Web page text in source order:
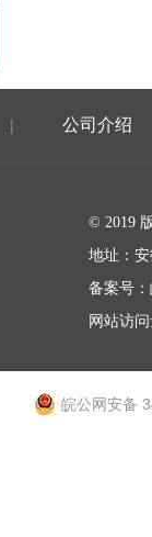
| 公司介绍
© 2019
地址：
备案号：
网站访
皖公网安备